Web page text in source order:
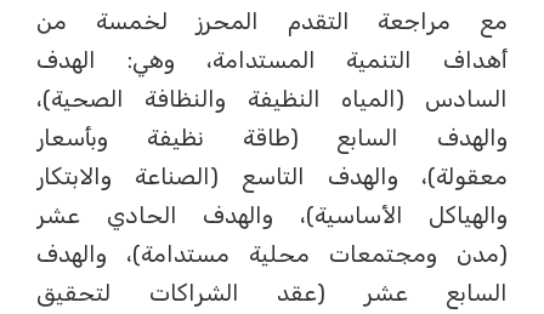
مع مراجعة التقدم المحرز لخمسة من
أهداف التنمية المستدامة، وهي: الهدف
السادس (المياه النظيفة والنظافة الصحية)،
والهدف السابع (طاقة نظيفة وبأسعار
معقولة)، والهدف التاسع (الصناعة والابتكار
والهياكل الأساسية)، والهدف الحادي عشر
(مدن ومجتمعات محلية مستدامة)، والهدف
السابع عشر (عقد الشراكات لتحقيق